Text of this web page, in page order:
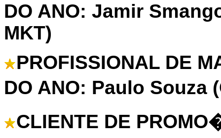
DO ANO: Jamir
MKT)
PROFISSIONAL DE
DO ANO: Paulo
CLIENTE DE